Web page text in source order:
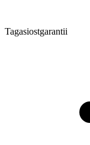
Tagasiostgarantii